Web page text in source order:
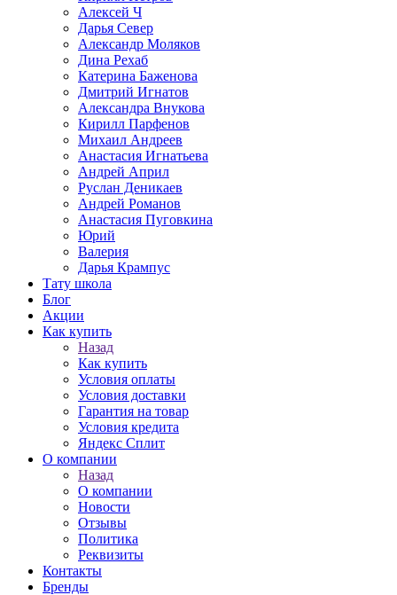
Алексей Ч
Дарья Север
Александр Моляков
Дина Рехаб
Катерина Баженова
Дмитрий Игнатов
Александра Внукова
Кирилл Парфенов
Михаил Андреев
Анастасия Игнатьева
Андрей Април
Руслан Деникаев
Андрей Романов
Анастасия Пуговкина
Юрий
Валерия
Дарья Крампус
Тату школа
Блог
Акции
Как купить
Назад
Как купить
Условия оплаты
Условия доставки
Гарантия на товар
Условия кредита
Яндекс Сплит
О компании
Назад
О компании
Новости
Отзывы
Политика
Реквизиты
Контакты
Бренды